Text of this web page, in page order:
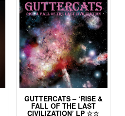
GUTTERCATS – ‘RISE &
FALL OF THE LAST
CIVILIZATION’ LP ☆☆